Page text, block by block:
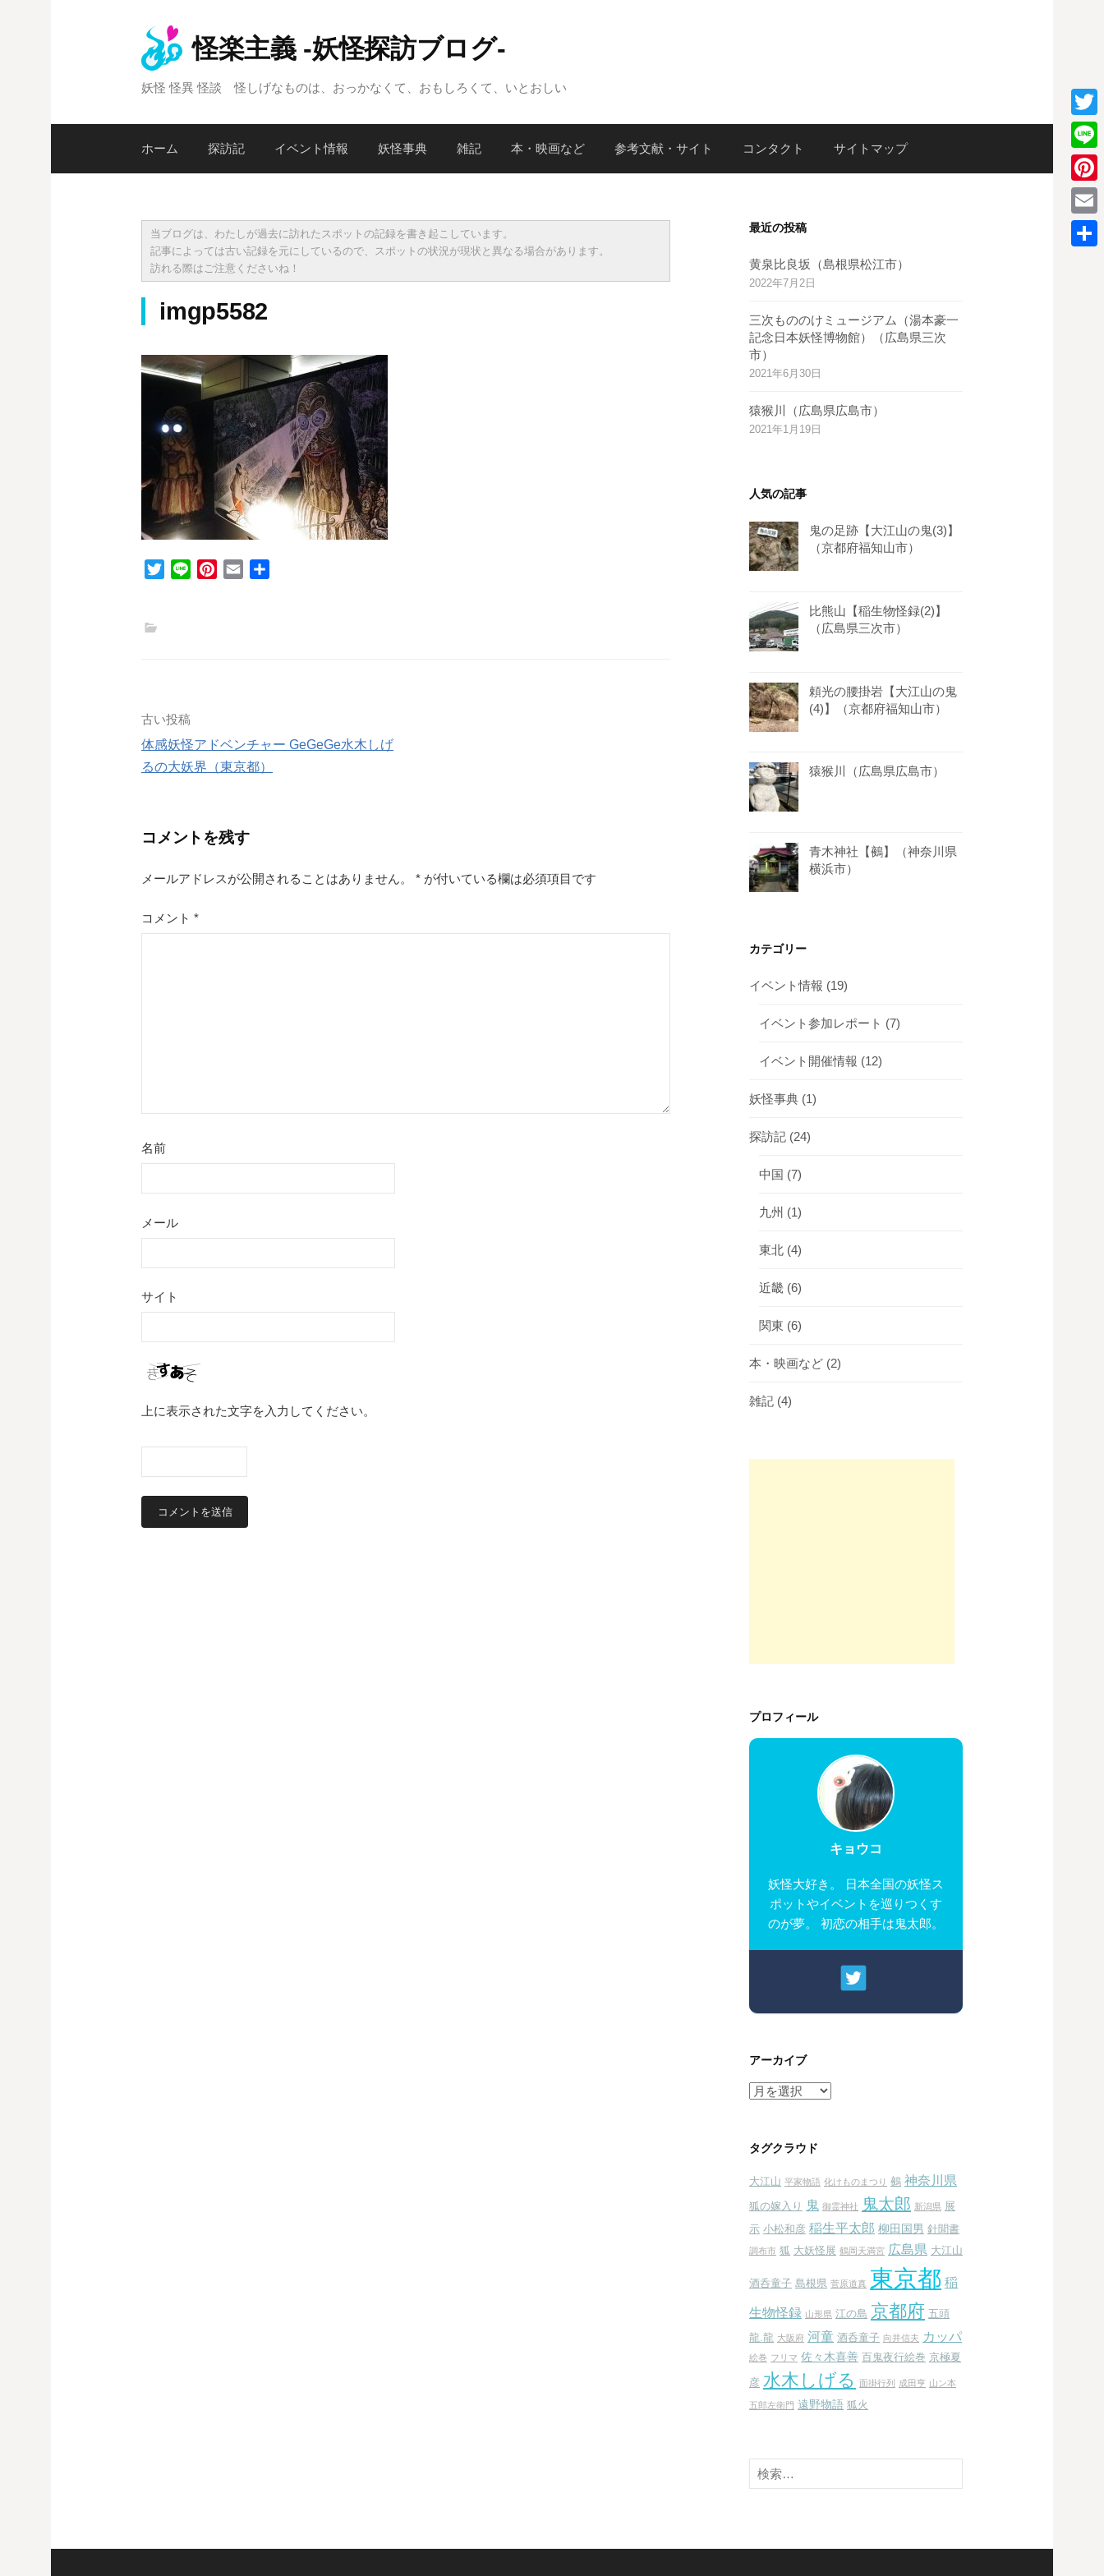
へ
怪楽主義 -妖怪探訪ブログ-
妖怪 怪異 怪談 怪しげなものは、おっかなくて、おもしろくて、いとおしい
ホーム 探訪記 イベント情報 妖怪事典 雑記 本・映画など 参考文献・サイト コンタクト サイトマップ
当ブログは、わたしが過去に訪れたスポットの記録を書き起こしています。
記事によっては古い記録を元にしているので、スポットの状況が現状と異なる場合があります。
訪れる際はご注意くださいね！
imgp5582
投
稿
ー
シ
古い投稿
体感妖怪アドベンチャー GeGeGe水木しげ
るの大妖界（東京都）
コメントを残す
メールアドレスが公開されることはありません。 * が付いている欄は必須項目です
コメント *
名前
メール
サイト
上に表示された文字を入力してください。
最近の投稿
黄泉比良坂（島根県松江市）
2022年7月2日
三次もののけミュージアム（湯本豪一
記念日本妖怪博物館）（広島県三次
市）
2021年6月30日
猿猴川（広島県広島市）
2021年1月19日
人気の記事
鬼の足跡【大江山の鬼(3)】
（京都府福知山市）
比熊山【稲生物怪録(2)】
（広島県三次市）
頼光の腰掛岩【大江山の鬼
(4)】（京都府福知山市）
猿猴川（広島県広島市）
青木神社【鵺】（神奈川県
横浜市）
カテゴリー
イベント情報 (19)
イベント参加レポート (7)
イベント開催情報 (12)
妖怪事典 (1)
探訪記 (24)
中国 (7)
九州 (1)
東北 (4)
近畿 (6)
関東 (6)
本・映画など (2)
雑記 (4)
プロフィール
キョウコ
妖怪大好き。 日本全国の妖怪ス
ポットやイベントを巡りつくす
のが夢。 初恋の相手は鬼太郎。
アーカイブ
ア
イ
タグクラウド
大江山 平家物語 化けものまつり 鵺 神奈川県
狐の嫁入り 鬼 御霊神社 鬼太郎 新潟県 展
示 小松和彦 稲生平太郎 柳田国男 針聞書
調布市 狐 大妖怪展 鶴岡天満宮 広島県 大江山
酒呑童子 島根県 菅原道真 東京都 稲
生物怪録 山形県 江の島 京都府 五頭
龍.龍 大阪府 河童 酒呑童子 向井信夫 カッパ
絵巻 フリマ 佐々木喜善 百鬼夜行絵巻 京極夏
彦 水木しげる 面掛行列 成田亨 山ン本
五郎左衛門 遠野物語 狐火
検
索:
T
w
i
L
i
n
e
P
i
n
E